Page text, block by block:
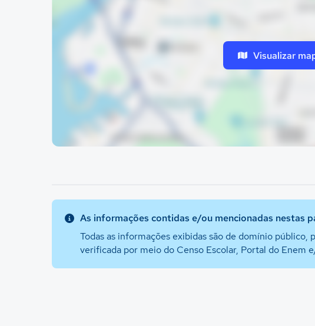
Visualizar
As informações contidas e/ou mencionadas nestas
Todas as informações exibidas são de domínio
verificada por meio do Censo Escolar, Portal do Enem